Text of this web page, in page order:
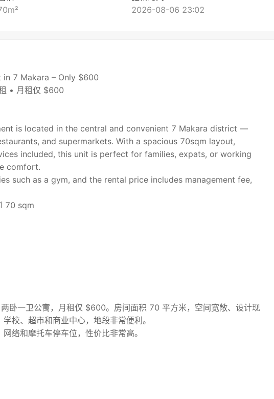
m²
2026-08-06 23:02
in 7 Makara – Only $600
• 月租仅 $600
is located in the central and convenient 7 Makara district —
and supermarkets. With a spacious 70sqm layout,
included, this unit is perfect for families, expats, or working
comfort.
such as a gym, and the rental price includes management fee,
70 sqm
卧一卫公寓，月租仅 $600。房间面积 70 平方米，空间宽敞、设计现
校、超市和商业中心，地段非常便利。
络和摩托车停车位，性价比非常高。